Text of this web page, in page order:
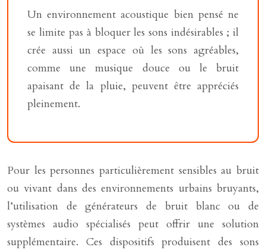
Un environnement acoustique bien pensé ne
se limite pas à bloquer les sons indésirables ; il
crée aussi un espace où les sons agréables,
comme une musique douce ou le bruit
apaisant de la pluie, peuvent être appréciés
pleinement.
Pour les personnes particulièrement sensibles au bruit
ou vivant dans des environnements urbains bruyants,
l’utilisation de générateurs de bruit blanc ou de
systèmes audio spécialisés peut offrir une solution
supplémentaire. Ces dispositifs produisent des sons